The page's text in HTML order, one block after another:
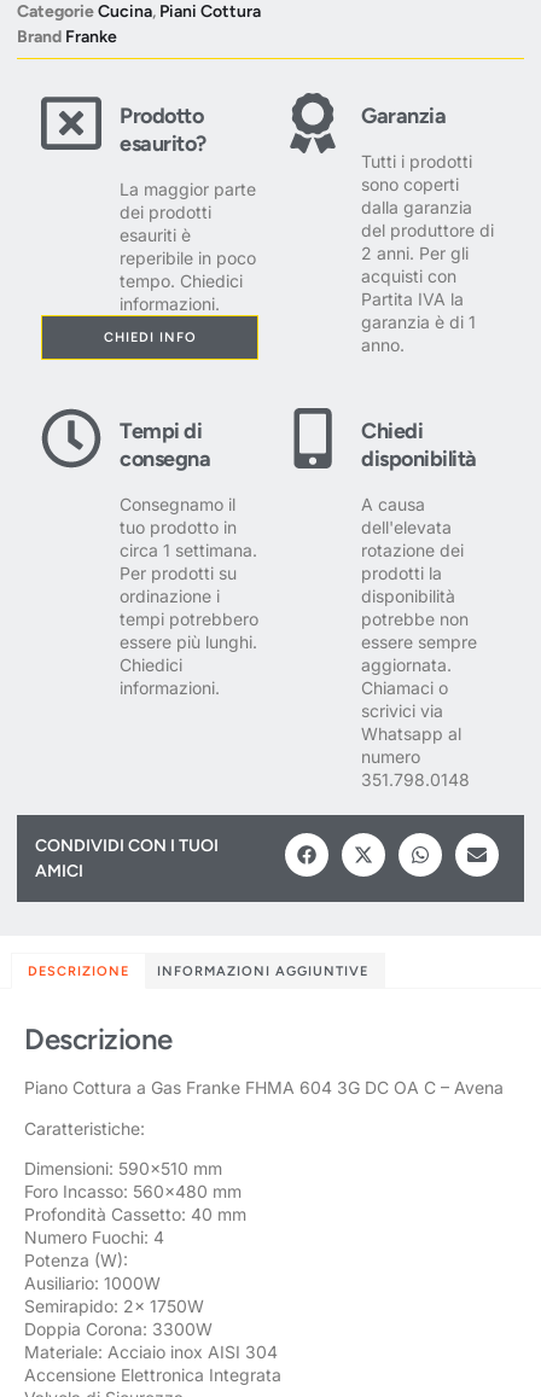
CategorieCucina, Piani Cottura
Brand Franke
Prodotto
esaurito?
La maggior parte
dei prodotti
esauriti è
reperibile in poco
tempo. Chiedici
informazioni.
CHIEDI INFO
Garanzia
Tutti i prodotti
sono coperti
dalla garanzia
del produttore di
2 anni. Per gli
acquisti con
Partita IVA la
garanzia è di 1
anno.
Tempi di
consegna
Consegnamo il
tuo prodotto in
circa 1 settimana.
Per prodotti su
ordinazione i
tempi potrebbero
essere più lunghi.
Chiedici
informazioni.
Chiedi
disponibilità
A causa
dell'elevata
rotazione dei
prodotti la
disponibilità
potrebbe non
essere sempre
aggiornata.
Chiamaci o
scrivici via
Whatsapp al
numero
351.798.0148
CONDIVIDI CON I TUOI
AMICI
DESCRIZIONE INFORMAZIONI AGGIUNTIVE
Descrizione
Piano Cottura a Gas Franke FHMA 604 3G DC OA C – Avena
Caratteristiche:
Dimensioni: 590×510 mm
Foro Incasso: 560×480 mm
Profondità Cassetto: 40 mm
Numero Fuochi: 4
Potenza (W):
Ausiliario: 1000W
Semirapido: 2x 1750W
Doppia Corona: 3300W
Materiale: Acciaio inox AISI 304
Accensione Elettronica Integrata